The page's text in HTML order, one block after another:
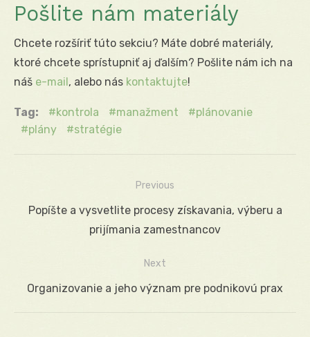
Pošlite nám materiály
Chcete rozšíriť túto sekciu? Máte dobré materiály,
ktoré chcete sprístupniť aj ďalším? Pošlite nám ich na
náš e-mail, alebo nás kontaktujte!
Tag: kontrola manažment
plánovanie
plány
stratégie
Navigácia
Previous
Previous
Popíšte a vysvetlite procesy získavania, výberu a
prijímania zamestnancov
Next
Next
Organizovanie a jeho význam pre podnikovú prax